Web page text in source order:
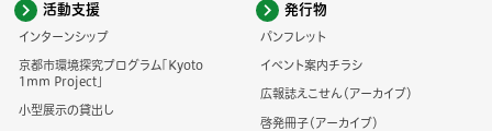
活動支援
インターンシップ
京都市環境探究プログラム「Kyoto
1mm Project」
小型展示の貸出し
発行物
パンフレット
イベント案内チラシ
広報誌えこせん（アーカイブ）
啓発冊子（アーカイブ）